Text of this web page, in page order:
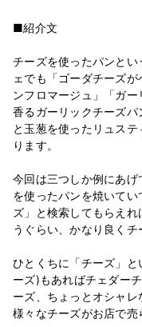
■紹介文
チーズを使ったパンと
ェでも「ゴーダチーズ
ンフロマージュ」「ガ
香るガーリックチーズ
と玉葱を使ったリュス
ります。
今回は三つしか例にあ
を使ったパンを焼いて
ズ」と検索してもらえ
うぐらい、かなり良く
ひとくちに「チーズ」
ーズ)もあればチェダー
ーズ、ちょっとオシャレ
様々なチーズがお店で売